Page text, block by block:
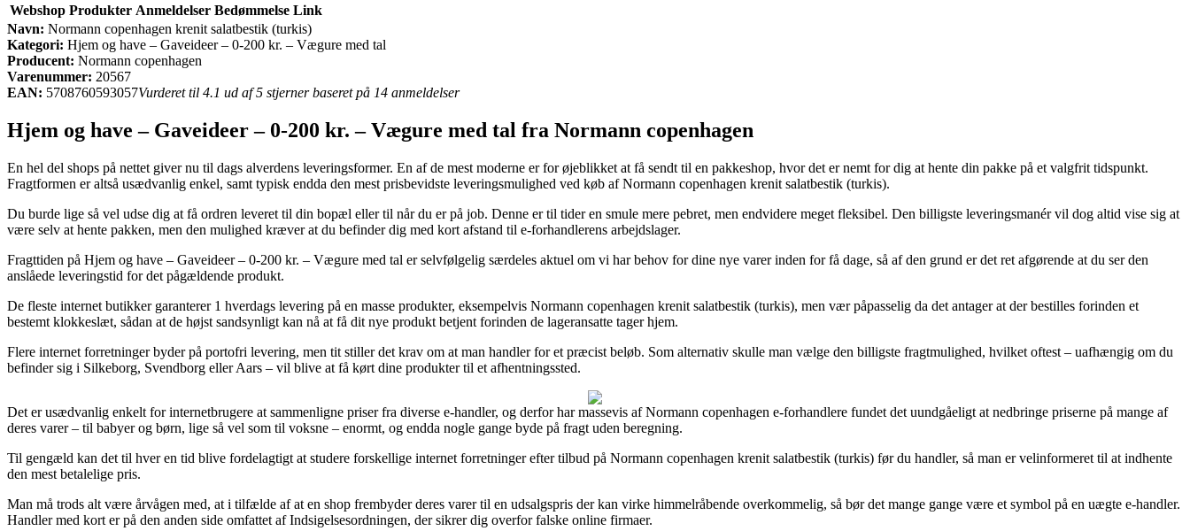
Webshop Produkter Anmeldelser Bedømmelse Link
Navn: Normann copenhagen krenit salatbestik (turkis)
Kategori: Hjem og have – Gaveideer – 0-200 kr. – Vægure med tal
Producent: Normann copenhagen
Varenummer: 20567
EAN: 5708760593057Vurderet til 4.1 ud af 5 stjerner baseret på 14 anmeldelser
Hjem og have – Gaveideer – 0-200 kr. – Vægure med tal fra Normann copenhagen
En hel del shops på nettet giver nu til dags alverdens leveringsformer. En af de mest moderne er for øjeblikket at få sendt til en pakkeshop, hvor det er nemt for dig at hente din pakke på et valgfrit tidspunkt.
Fragtformen er altså usædvanlig enkel, samt typisk endda den mest prisbevidste leveringsmulighed ved køb af Normann copenhagen krenit salatbestik (turkis).
Du burde lige så vel udse dig at få ordren leveret til din bopæl eller til når du er på job. Denne er til tider en smule mere pebret, men endvidere meget fleksibel. Den billigste leveringsmanér vil dog altid vise sig at
være selv at hente pakken, men den mulighed kræver at du befinder dig med kort afstand til e-forhandlerens arbejdslager.
Fragttiden på Hjem og have – Gaveideer – 0-200 kr. – Vægure med tal er selvfølgelig særdeles aktuel om vi har behov for dine nye varer inden for få dage, så af den grund er det ret afgørende at du ser den
anslåede leveringstid for det pågældende produkt.
De fleste internet butikker garanterer 1 hverdags levering på en masse produkter, eksempelvis Normann copenhagen krenit salatbestik (turkis), men vær påpasselig da det antager at der bestilles forinden et
bestemt klokkeslæt, sådan at de højst sandsynligt kan nå at få dit nye produkt betjent forinden de lageransatte tager hjem.
Flere internet forretninger byder på portofri levering, men tit stiller det krav om at man handler for et præcist beløb. Som alternativ skulle man vælge den billigste fragtmulighed, hvilket oftest – uafhængig om du
befinder sig i Silkeborg, Svendborg eller Aars – vil blive at få kørt dine produkter til et afhentningssted.
Det er usædvanlig enkelt for internetbrugere at sammenligne priser fra diverse e-handler, og derfor har massevis af Normann copenhagen e-forhandlere fundet det uundgåeligt at nedbringe priserne på mange af
deres varer – til babyer og børn, lige så vel som til voksne – enormt, og endda nogle gange byde på fragt uden beregning.
Til gengæld kan det til hver en tid blive fordelagtigt at studere forskellige internet forretninger efter tilbud på Normann copenhagen krenit salatbestik (turkis) før du handler, så man er velinformeret til at indhente
den mest betalelige pris.
Man må trods alt være årvågen med, at i tilfælde af at en shop frembyder deres varer til en udsalgspris der kan virke himmelråbende overkommelig, så bør det mange gange være et symbol på en uægte e-handler.
Handler med kort er på den anden side omfattet af Indsigelsesordningen, der sikrer dig overfor falske online firmaer.